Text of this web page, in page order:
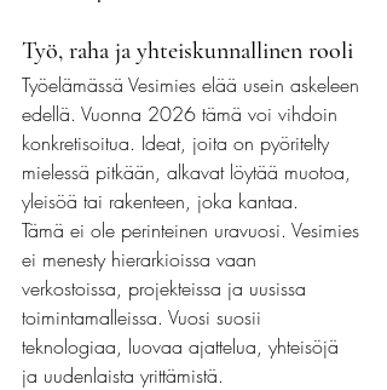
Työ, raha ja yhteiskunnallinen rooli
Työelämässä Vesimies elää usein askeleen
edellä. Vuonna 2026 tämä voi vihdoin
konkretisoitua. Ideat, joita on pyöritelty
mielessä pitkään, alkavat löytää muotoa,
yleisöä tai rakenteen, joka kantaa.
Tämä ei ole perinteinen uravuosi. Vesimies
ei menesty hierarkioissa vaan
verkostoissa, projekteissa ja uusissa
toimintamalleissa. Vuosi suosii
teknologiaa, luovaa ajattelua, yhteisöjä
ja uudenlaista yrittämistä.